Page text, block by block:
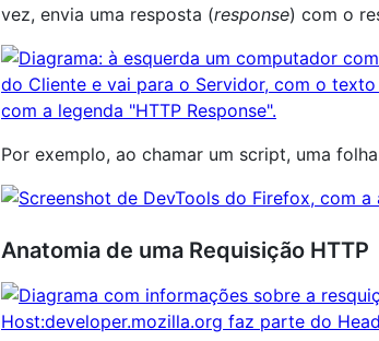
vez, envia uma resposta (response) com o
Por exemplo, ao chamar um script, uma
Anatomia de uma Requisição HTTP